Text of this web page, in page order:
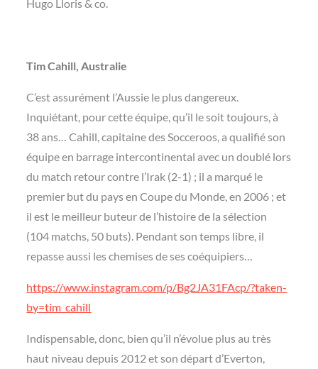
Hugo Lloris & co.
Tim Cahill, Australie
C’est assurément l’Aussie le plus dangereux.
Inquiétant, pour cette équipe, qu’il le soit toujours, à
38 ans… Cahill, capitaine des Socceroos, a qualifié son
équipe en barrage intercontinental avec un doublé lors
du match retour contre l’Irak (2-1) ; il a marqué le
premier but du pays en Coupe du Monde, en 2006 ; et
il est le meilleur buteur de l’histoire de la sélection
(104 matchs, 50 buts). Pendant son temps libre, il
repasse aussi les chemises de ses coéquipiers…
https://www.instagram.com/p/Bg2JA31FAcp/?taken-
by=tim_cahill
Indispensable, donc, bien qu’il n’évolue plus au très
haut niveau depuis 2012 et son départ d’Everton,